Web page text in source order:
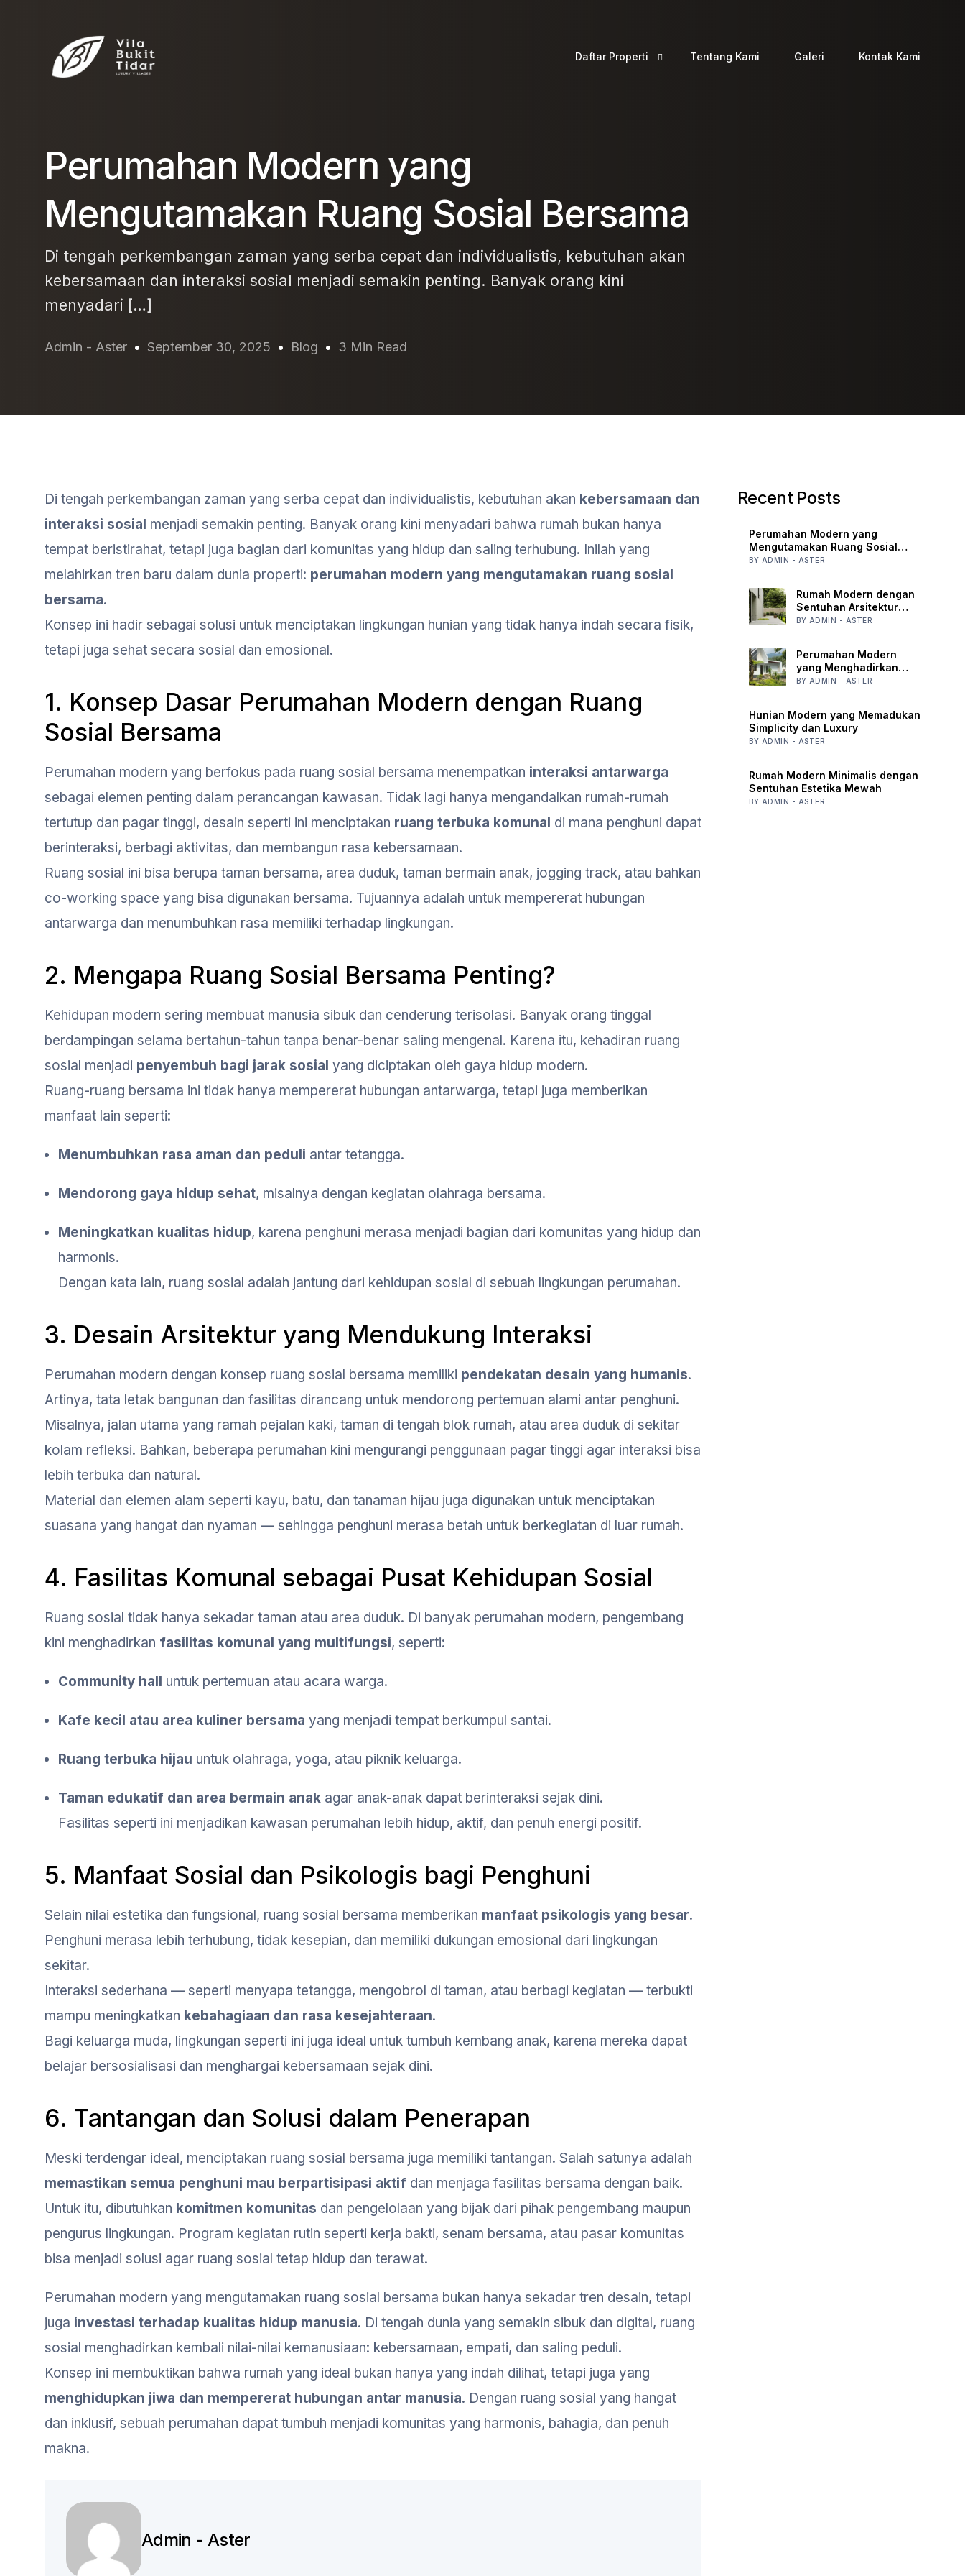
Daftar Properti Tentang Kami Galeri Kontak Kami
Perumahan Modern yang
Mengutamakan Ruang Sosial Bersama
Di tengah perkembangan zaman yang serba cepat dan individualistis, kebutuhan akan
kebersamaan dan interaksi sosial menjadi semakin penting. Banyak orang kini
menyadari […]
Admin - Aster September 30, 2025 Blog 3 Min Read
Di tengah perkembangan zaman yang serba cepat dan individualistis, kebutuhan akan kebersamaan dan
interaksi sosial menjadi semakin penting. Banyak orang kini menyadari bahwa rumah bukan hanya
tempat beristirahat, tetapi juga bagian dari komunitas yang hidup dan saling terhubung. Inilah yang
melahirkan tren baru dalam dunia properti: perumahan modern yang mengutamakan ruang sosial
bersama.
Konsep ini hadir sebagai solusi untuk menciptakan lingkungan hunian yang tidak hanya indah secara fisik,
tetapi juga sehat secara sosial dan emosional.
1. Konsep Dasar Perumahan Modern dengan Ruang
Sosial Bersama
Perumahan modern yang berfokus pada ruang sosial bersama menempatkan interaksi antarwarga
sebagai elemen penting dalam perancangan kawasan. Tidak lagi hanya mengandalkan rumah-rumah
tertutup dan pagar tinggi, desain seperti ini menciptakan ruang terbuka komunal di mana penghuni dapat
berinteraksi, berbagi aktivitas, dan membangun rasa kebersamaan.
Ruang sosial ini bisa berupa taman bersama, area duduk, taman bermain anak, jogging track, atau bahkan
co-working space yang bisa digunakan bersama. Tujuannya adalah untuk mempererat hubungan
antarwarga dan menumbuhkan rasa memiliki terhadap lingkungan.
2. Mengapa Ruang Sosial Bersama Penting?
Kehidupan modern sering membuat manusia sibuk dan cenderung terisolasi. Banyak orang tinggal
berdampingan selama bertahun-tahun tanpa benar-benar saling mengenal. Karena itu, kehadiran ruang
sosial menjadi penyembuh bagi jarak sosial yang diciptakan oleh gaya hidup modern.
Ruang-ruang bersama ini tidak hanya mempererat hubungan antarwarga, tetapi juga memberikan
manfaat lain seperti:
Menumbuhkan rasa aman dan peduli antar tetangga.
Mendorong gaya hidup sehat, misalnya dengan kegiatan olahraga bersama.
Meningkatkan kualitas hidup, karena penghuni merasa menjadi bagian dari komunitas yang hidup dan
harmonis.
Dengan kata lain, ruang sosial adalah jantung dari kehidupan sosial di sebuah lingkungan perumahan.
3. Desain Arsitektur yang Mendukung Interaksi
Perumahan modern dengan konsep ruang sosial bersama memiliki pendekatan desain yang humanis.
Artinya, tata letak bangunan dan fasilitas dirancang untuk mendorong pertemuan alami antar penghuni.
Misalnya, jalan utama yang ramah pejalan kaki, taman di tengah blok rumah, atau area duduk di sekitar
kolam refleksi. Bahkan, beberapa perumahan kini mengurangi penggunaan pagar tinggi agar interaksi bisa
lebih terbuka dan natural.
Material dan elemen alam seperti kayu, batu, dan tanaman hijau juga digunakan untuk menciptakan
suasana yang hangat dan nyaman — sehingga penghuni merasa betah untuk berkegiatan di luar rumah.
4. Fasilitas Komunal sebagai Pusat Kehidupan Sosial
Ruang sosial tidak hanya sekadar taman atau area duduk. Di banyak perumahan modern, pengembang
kini menghadirkan fasilitas komunal yang multifungsi, seperti:
Community hall untuk pertemuan atau acara warga.
Kafe kecil atau area kuliner bersama yang menjadi tempat berkumpul santai.
Ruang terbuka hijau untuk olahraga, yoga, atau piknik keluarga.
Taman edukatif dan area bermain anak agar anak-anak dapat berinteraksi sejak dini.
Fasilitas seperti ini menjadikan kawasan perumahan lebih hidup, aktif, dan penuh energi positif.
5. Manfaat Sosial dan Psikologis bagi Penghuni
Selain nilai estetika dan fungsional, ruang sosial bersama memberikan manfaat psikologis yang besar.
Penghuni merasa lebih terhubung, tidak kesepian, dan memiliki dukungan emosional dari lingkungan
sekitar.
Interaksi sederhana — seperti menyapa tetangga, mengobrol di taman, atau berbagi kegiatan — terbukti
mampu meningkatkan kebahagiaan dan rasa kesejahteraan.
Bagi keluarga muda, lingkungan seperti ini juga ideal untuk tumbuh kembang anak, karena mereka dapat
belajar bersosialisasi dan menghargai kebersamaan sejak dini.
6. Tantangan dan Solusi dalam Penerapan
Meski terdengar ideal, menciptakan ruang sosial bersama juga memiliki tantangan. Salah satunya adalah
memastikan semua penghuni mau berpartisipasi aktif dan menjaga fasilitas bersama dengan baik.
Untuk itu, dibutuhkan komitmen komunitas dan pengelolaan yang bijak dari pihak pengembang maupun
pengurus lingkungan. Program kegiatan rutin seperti kerja bakti, senam bersama, atau pasar komunitas
bisa menjadi solusi agar ruang sosial tetap hidup dan terawat.
Perumahan modern yang mengutamakan ruang sosial bersama bukan hanya sekadar tren desain, tetapi
juga investasi terhadap kualitas hidup manusia. Di tengah dunia yang semakin sibuk dan digital, ruang
sosial menghadirkan kembali nilai-nilai kemanusiaan: kebersamaan, empati, dan saling peduli.
Konsep ini membuktikan bahwa rumah yang ideal bukan hanya yang indah dilihat, tetapi juga yang
menghidupkan jiwa dan mempererat hubungan antar manusia. Dengan ruang sosial yang hangat
dan inklusif, sebuah perumahan dapat tumbuh menjadi komunitas yang harmonis, bahagia, dan penuh
makna.
Admin - Aster
Recent Posts
Perumahan Modern yang
Mengutamakan Ruang Sosial
Bersama
BY ADMIN - ASTER
Rumah Modern dengan
Sentuhan Arsitektur
Dinamis
BY ADMIN - ASTER
Perumahan Modern
yang Menghadirkan
Nuansa Harmoni Alam
BY ADMIN - ASTER
Hunian Modern yang Memadukan
Simplicity dan Luxury
BY ADMIN - ASTER
Rumah Modern Minimalis dengan
Sentuhan Estetika Mewah
BY ADMIN - ASTER